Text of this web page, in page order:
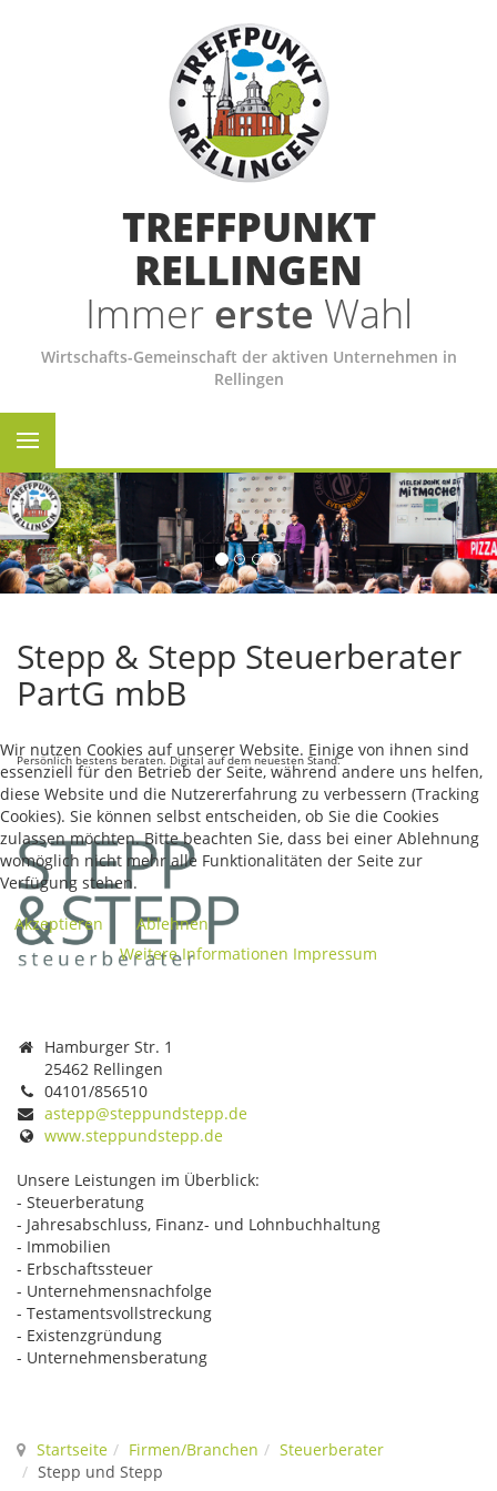
TREFFPUNKT
RELLINGEN
Immer erste Wahl
Wirtschafts-Gemeinschaft der aktiven Unternehmen in
Rellingen
Stepp & Stepp Steuerberater
PartG mbB
Persönlich bestens beraten. Digital auf dem neuesten Stand.
Hamburger Str. 1
25462 Rellingen
04101/856510
astepp@steppundstepp.de
www.steppundstepp.de
Unsere Leistungen im Überblick:
- Steuerberatung
- Jahresabschluss, Finanz- und Lohnbuchhaltung
- Immobilien
- Erbschaftssteuer
- Unternehmensnachfolge
- Testamentsvollstreckung
- Existenzgründung
- Unternehmensberatung
Startseite Firmen/Branchen
Steuerberater
Stepp und Stepp
Wir nutzen Cookies auf unserer Website. Einige von ihnen sind
essenziell für den Betrieb der Seite, während andere uns helfen,
diese Website und die Nutzererfahrung zu verbessern (Tracking
Cookies). Sie können selbst entscheiden, ob Sie die Cookies
zulassen möchten. Bitte beachten Sie, dass bei einer Ablehnung
womöglich nicht mehr alle Funktionalitäten der Seite zur
Verfügung stehen.
Akzeptieren
Ablehnen
Weitere Informationen Impressum